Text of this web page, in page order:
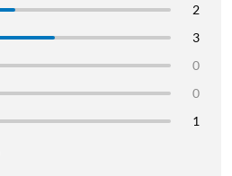
2
3
0
0
1